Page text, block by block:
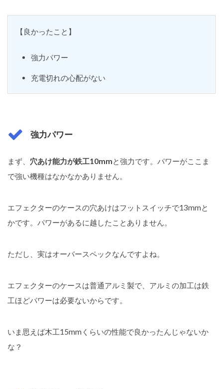
【良かったこと】
強力パワー
充電切れの心配がない
強力パワー
まず、 穴あけ能力が鉄工10mmと強力です。パワーがここま
で強い機種はなかなかありません。
エフェクターのケースの穴あけはフットスイッチで13mmと
かです。パワーがあるに越したことありません。
ただし、実はオーバースペックなんですよね。
エフェクターのケースは普通アルミ製で、アルミの加工は鉄
工ほどパワーは必要ないからです。
いま思えば木工15mmくらいの性能で良かったんじゃないか
な？